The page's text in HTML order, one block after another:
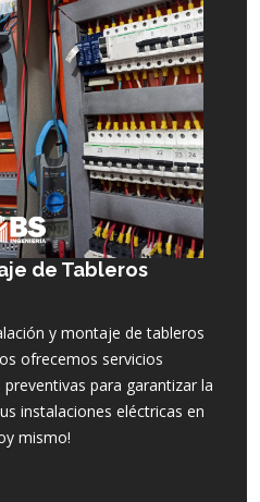
de Tableros
y montaje de tableros
ofrecemos servicios
para garantizar la
instalaciones eléctricas en
mismo!